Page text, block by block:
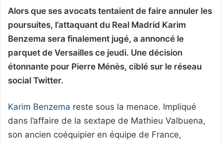
Alors que ses avocats tentaient de faire annuler les
poursuites, l’attaquant du Real Madrid Karim
Benzema sera finalement jugé, a annoncé le
parquet de Versailles ce jeudi. Une décision
étonnante pour Pierre Ménès, ciblé sur le réseau
social Twitter.
Karim Benzema reste sous la menace. Impliqué
dans l’affaire de la sextape de Mathieu Valbuena,
son ancien coéquipier en équipe de France,